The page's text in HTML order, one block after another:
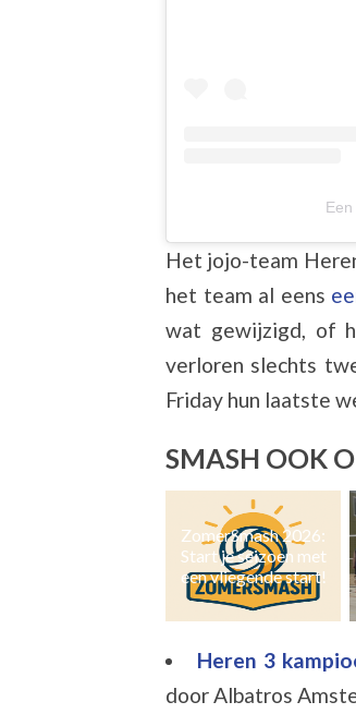
Het jojo-team
het team al eens
wat gewijzigd, of
verloren slechts
Friday hun laatste
SMASH OOK
Albatros trainers op
bezoek bij
Nederlands team
Heren 3
door Albatros